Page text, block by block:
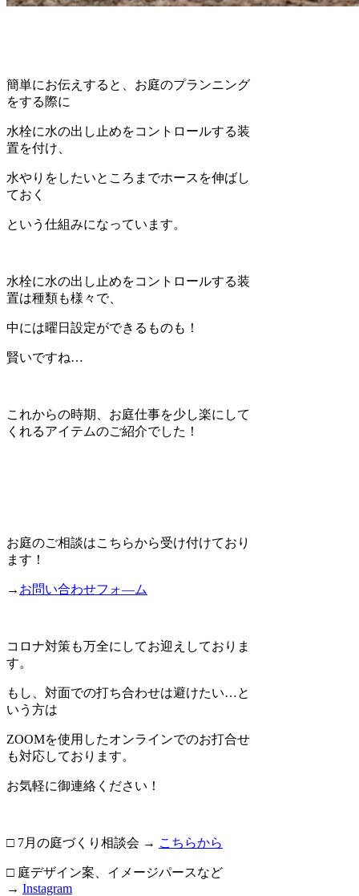
簡単にお伝えすると、お庭のプランニング
をする際に
水栓に水の出し止めをコントロールする装
置を付け、
水やりをしたいところまでホースを伸ばし
ておく
という仕組みになっています。
水栓に水の出し止めをコントロールする装
置は種類も様々で、
中には曜日設定ができるものも！
賢いですね…
これからの時期、お庭仕事を少し楽にして
くれるアイテムのご紹介でした！
お庭のご相談はこちらから受け付けており
ます！
→ お問い合わせフォ―ム
コロナ対策も万全にしてお迎えしておりま
す。
もし、対面での打ち合わせは避けたい…と
いう方は
ZOOMを使用したオンラインでのお打合せ
も対応しております。
お気軽に御連絡ください！
□ 7月の庭づくり相談会 → こちらから
□ 庭デザイン案、イメージパースなど
→ Instagram